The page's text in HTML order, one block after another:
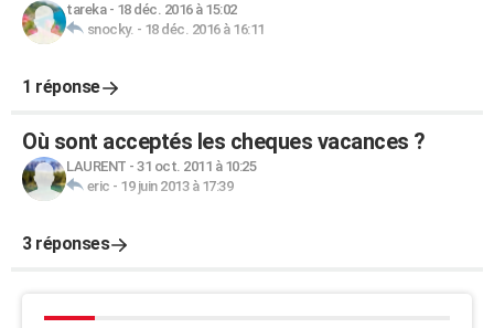
tareka- 18 déc. 2016 à 15:02
snocky. - 18 déc. 2016 à 16:11
1 réponse
Où sont acceptés les cheques vacances ?
LAURENT - 31 oct. 2011 à 10:25
eric - 19 juin 2013 à 17:39
3 réponses